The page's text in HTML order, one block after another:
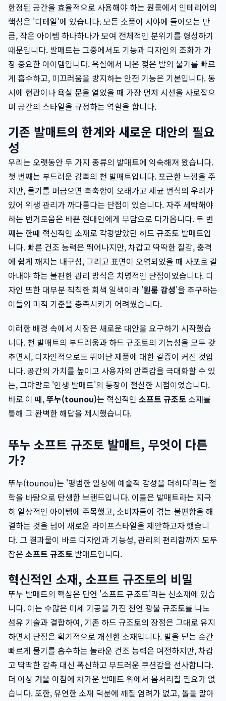
한정된 공간을 효율적으로 사용해야 하는 원룸에서 인테리어의
핵심은 '디테일'에 있습니다. 모든 소품이 시야에 들어오는 만
큼, 작은 아이템 하나하나가 모여 전체적인 분위기를 형성하기
때문입니다. 발매트는 그중에서도 기능과 디자인의 조화가 가
장 중요한 아이템입니다. 욕실에서 나온 젖은 발의 물기를 빠르
게 흡수하고, 미끄러움을 방지하는 안전 기능은 기본입니다. 동
시에 현관이나 욕실 문을 열었을 때 가장 먼저 시선을 사로잡으
며 공간의 스타일을 규정하는 역할을 합니다.
기존 발매트의 한계와 새로운 대안의 필요
성
우리는 오랫동안 두 가지 종류의 발매트에 익숙해져 왔습니다.
첫 번째는 부드러운 감촉의 천 발매트입니다. 포근한 느낌을 주
지만, 물기를 머금으면 축축함이 오래가고 세균 번식의 우려가
있어 위생 관리가 까다롭다는 단점이 있습니다. 자주 세탁해야
하는 번거로움은 바쁜 현대인에게 부담으로 다가옵니다. 두 번
째는 한때 혁신적인 소재로 각광받았던 하드 규조토 발매트입
니다. 빠른 건조 능력은 뛰어나지만, 차갑고 딱딱한 질감, 충격
에 쉽게 깨지는 내구성, 그리고 표면이 오염되었을 때 사포로 갈
아내야 하는 불편한 관리 방식은 치명적인 단점이었습니다. 디
자인 또한 대부분 칙칙한 회색 일색이라 '원룸 감성'을 추구하는
이들의 미적 기준을 충족시키기 어려웠습니다.
이러한 배경 속에서 시장은 새로운 대안을 요구하기 시작했습
니다. 천 발매트의 부드러움과 하드 규조토의 기능성을 모두 갖
추면서, 디자인적으로도 뛰어난 제품에 대한 갈증이 커진 것입
니다. 공간의 가치를 높이고 사용자의 만족감을 극대화할 수 있
는, 그야말로 '인생 발매트'의 등장이 절실한 시점이었습니다.
바로 이 때,뚜누(tounou)는 혁신적인 소프트 규조토 소재를
통해 그 완벽한 해답을 제시했습니다.
뚜누 소프트 규조토 발매트, 무엇이 다른
가?
뚜누(tounou)는 '평범한 일상에 예술적 감성을 더하다'라는 철
학을 바탕으로 탄생한 브랜드입니다. 이들은 발매트라는 지극
히 일상적인 아이템에 주목했고, 소비자들이 겪는 불편함을 해
결하는 것을 넘어 새로운 라이프스타일을 제안하고자 했습니
다. 그 결과물이 바로 디자인과 기능성, 관리의 편리함까지 모두
잡은 소프트 규조토 발매트입니다.
혁신적인 소재, 소프트 규조토의 비밀
뚜누 발매트의 핵심은 단연 '소프트 규조토'라는 신소재에 있습
니다. 이는 수많은 미세 기공을 가진 천연 광물 규조토를 나노
섬유 기술과 결합하여, 기존 하드 규조토의 장점은 그대로 유지
하면서 단점은 획기적으로 개선한 소재입니다. 발을 딛는 순간
빠르게 물기를 흡수하는 놀라운 건조 능력은 여전하지만, 차갑
고 딱딱한 감촉 대신 폭신하고 부드러운 쿠션감을 선사합니다.
더 이상 겨울 아침에 차가운 발매트 위에서 몸서리칠 필요가 없
습니다. 또한, 유연한 소재 덕분에 깨질 염려가 없고, 돌돌 말아